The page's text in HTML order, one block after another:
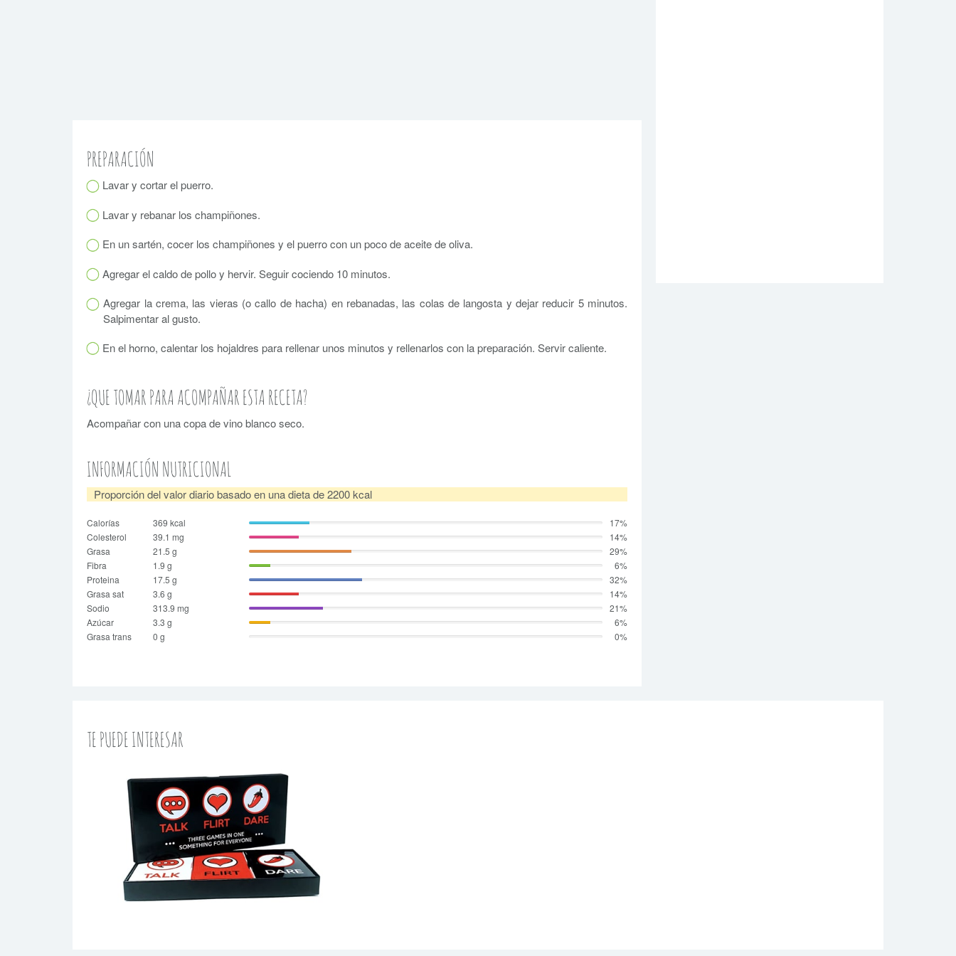
PREPARACIÓN
Lavar y cortar el puerro.
Lavar y rebanar los champiñones.
En un sartén, cocer los champiñones y el puerro con un poco de aceite de oliva.
Agregar el caldo de pollo y hervir. Seguir cociendo 10 minutos.
Agregar la crema, las vieras (o callo de hacha) en rebanadas, las colas de langosta y dejar reducir 5 minutos.
Salpimentar al gusto.
En el horno, calentar los hojaldres para rellenar unos minutos y rellenarlos con la preparación. Servir caliente.
¿QUE TOMAR PARA ACOMPAÑAR ESTA RECETA?
Acompañar con una copa de vino blanco seco.
INFORMACIÓN NUTRICIONAL
Proporción del valor diario basado en una dieta de 2200 kcal
Calorías 369 kcal
17%
Colesterol
39.1 mg
14%
Grasa
21.5 g
29%
Fibra
1.9 g
6%
Proteina
17.5 g
32%
Grasa sat
3.6 g
14%
Sodio
313.9 mg
21%
Azúcar
3.3 g
6%
Grasa trans
0 g 0%
TE PUEDE INTERESAR